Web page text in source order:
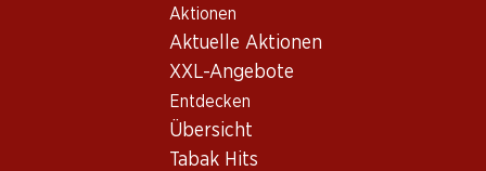
Aktionen
Aktuelle Aktionen
XXL-Angebote
Entdecken
Übersicht
Tabak Hits
Wein Sortiment
Weine - Lombardei